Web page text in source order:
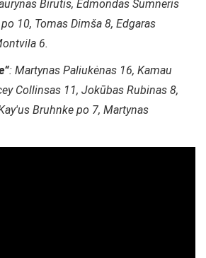
Birutis, Edmondas Sumneris
10, Tomas Dimša 8, Edgaras
6.
: Martynas Paliukėnas 16, Kamau
Collinsas 11, Jokūbas Rubinas 8,
Bruhnke po 7, Martynas